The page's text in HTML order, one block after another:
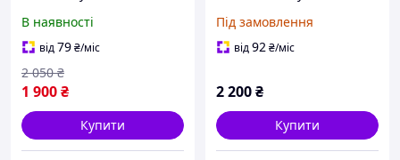
1:24
В наявності
від79₴/міс
1 900₴
2 050 ₴
Купити
Під замовлення
від92₴/міс
2 200₴
Купити